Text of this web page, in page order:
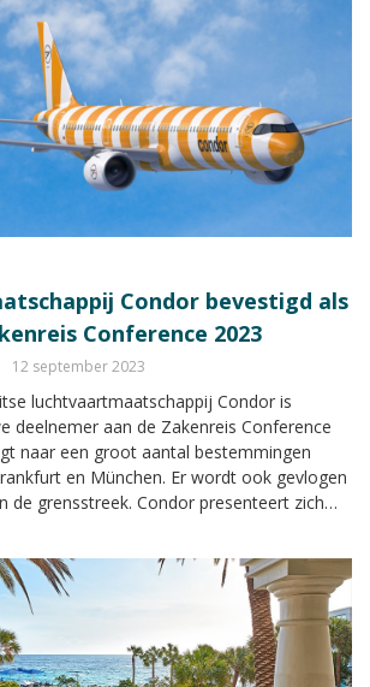
Condor bevestigd als
Conference 2023
12 september 2023
luchtvaartmaatschappij Condor is
deelnemer aan de Zakenreis Conference
naar een groot aantal bestemmingen
en München. Er wordt ook gevlogen
de grensstreek. Condor presenteert zich